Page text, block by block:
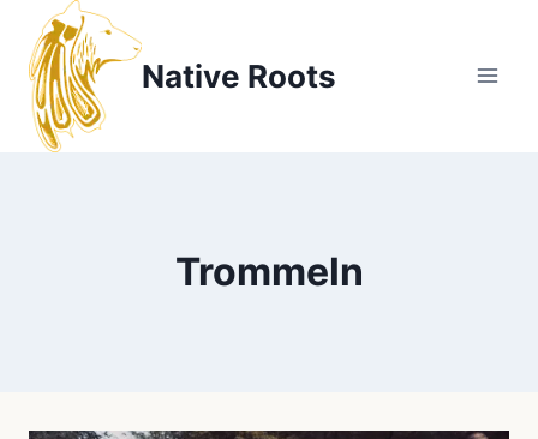
Inhalt
springen
Native Roots
Trommeln